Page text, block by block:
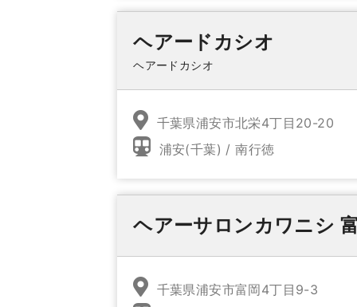
ヘアードカシオ
ヘアードカシオ
千葉県浦安市北栄4丁目20-20
浦安(千葉) / 南行徳
ヘアーサロンカワニシ
千葉県浦安市富岡4丁目9-3